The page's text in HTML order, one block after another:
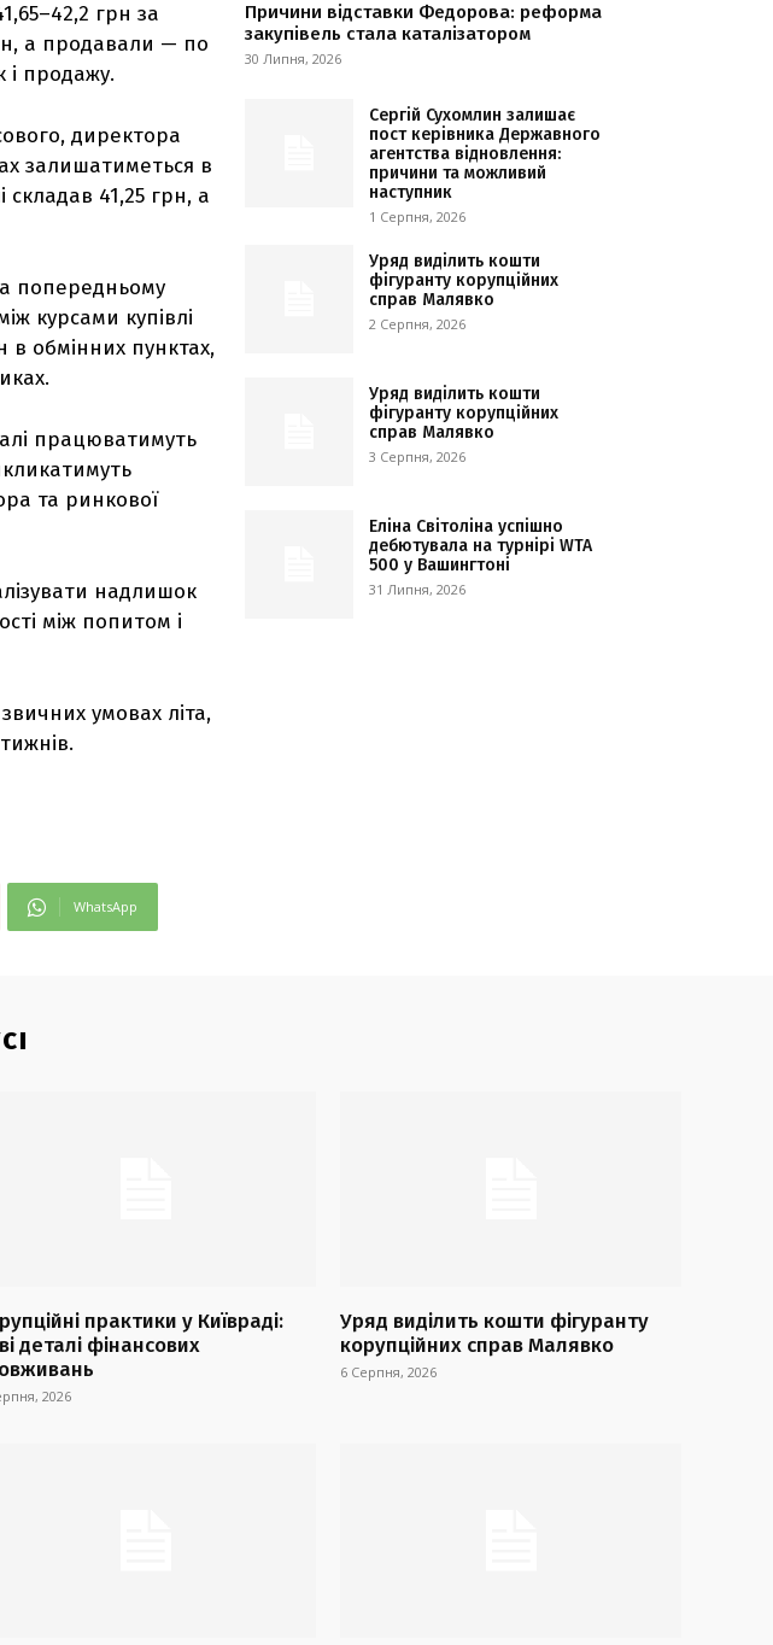
грн за
а продавали — по
і продажу.
директора
залишатиметься в
складав 41,25 грн, а
попередньому
курсами купівлі
в обмінних пунктах,
працюватимуть
та ринкової
надлишок
між попитом і
умовах літа,
WhatsApp
Причини відставки Федорова: реформа
закупівель стала каталізатором
30 Липня, 2026
Сергій Сухомлин залишає
пост керівника Державного
агентства відновлення:
причини та можливий
наступник
1 Серпня, 2026
Уряд виділить кошти
фігуранту корупційних
справ Малявко
2 Серпня, 2026
Уряд виділить кошти
фігуранту корупційних
справ Малявко
3 Серпня, 2026
Еліна Світоліна успішно
дебютувала на турнірі WTA
500 у Вашингтоні
31 Липня, 2026
практики у Київраді:
деталі фінансових
2026
Уряд виділить кошти фігуранту
корупційних справ Малявко
6 Серпня, 2026